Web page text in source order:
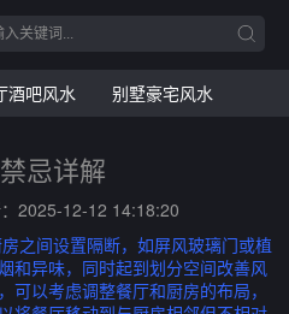
酒吧风水 别墅豪宅风水
忌详解
2025-12-12 14:18:20
之间设置隔断，如屏风玻璃门或植
和异味，同时起到划分空间改善风
以考虑调整餐厅和厨房的布局，